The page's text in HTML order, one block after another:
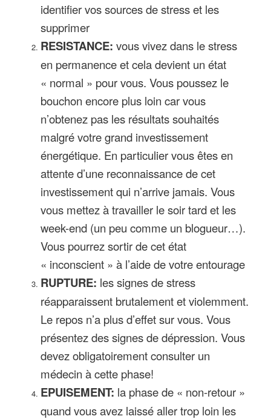
identifier vos sources de stress et les
supprimer
RESISTANCE: vous vivez dans le stress
en permanence et cela devient un état
« normal » pour vous. Vous poussez le
bouchon encore plus loin car vous
n’obtenez pas les résultats souhaités
malgré votre grand investissement
énergétique. En particulier vous êtes en
attente d’une reconnaissance de cet
investissement qui n’arrive jamais. Vous
vous mettez à travailler le soir tard et les
week-end (un peu comme un blogueur…).
Vous pourrez sortir de cet état
« inconscient » à l’aide de votre entourage
RUPTURE: les signes de stress
réapparaissent brutalement et violemment.
Le repos n’a plus d’effet sur vous. Vous
présentez des signes de dépression. Vous
devez obligatoirement consulter un
médecin à cette phase!
EPUISEMENT: la phase de « non-retour »
quand vous avez laissé aller trop loin les